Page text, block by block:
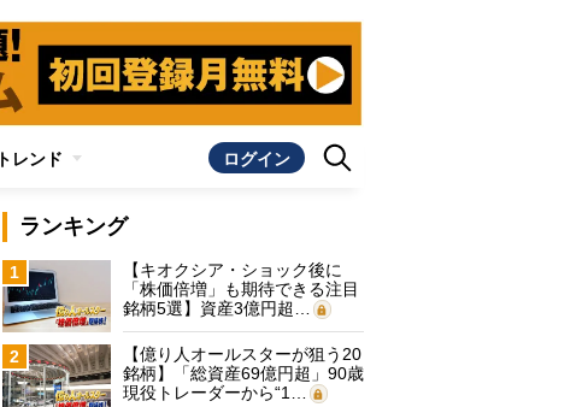
トレンド ログイン
ランキング
1
【キオクシア・ショック後に
「株価倍増」も期待できる注目
銘柄5選】資産3億円超…
2
【億り人オールスターが狙う20
銘柄】「総資産69億円超」90歳
現役トレーダーから“1…